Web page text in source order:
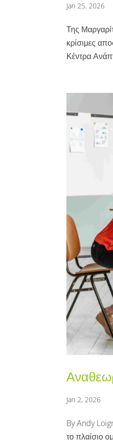
Jan 25, 2026
Της
κρίσιμες
Κέντρα
Jan 2, 2026
By Andy
το πλαίσιο